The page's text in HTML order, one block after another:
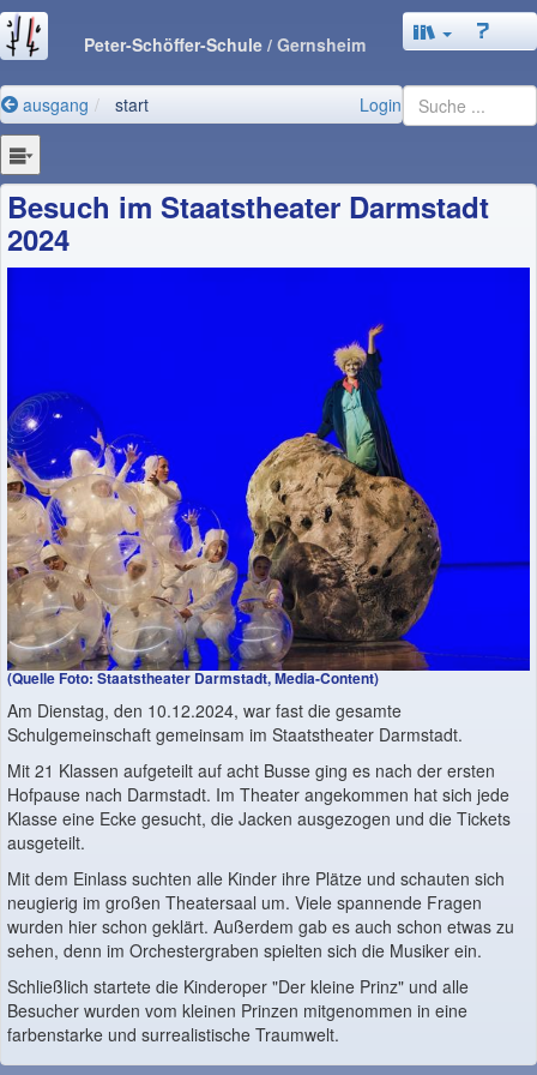
Peter-Schöffer-Schule / Gernsheim
ausgang start Login
Besuch im Staatstheater Darmstadt
2024
(Quelle Foto: Staatstheater Darmstadt, Media-Content)
Am Dienstag, den 10.12.2024, war fast die gesamte
Schulgemeinschaft gemeinsam im Staatstheater Darmstadt.
Mit 21 Klassen aufgeteilt auf acht Busse ging es nach der ersten
Hofpause nach Darmstadt. Im Theater angekommen hat sich jede
Klasse eine Ecke gesucht, die Jacken ausgezogen und die Tickets
ausgeteilt.
Mit dem Einlass suchten alle Kinder ihre Plätze und schauten sich
neugierig im großen Theatersaal um. Viele spannende Fragen
wurden hier schon geklärt. Außerdem gab es auch schon etwas zu
sehen, denn im Orchestergraben spielten sich die Musiker ein.
Schließlich startete die Kinderoper "Der kleine Prinz" und alle
Besucher wurden vom kleinen Prinzen mitgenommen in eine
farbenstarke und surrealistische Traumwelt.